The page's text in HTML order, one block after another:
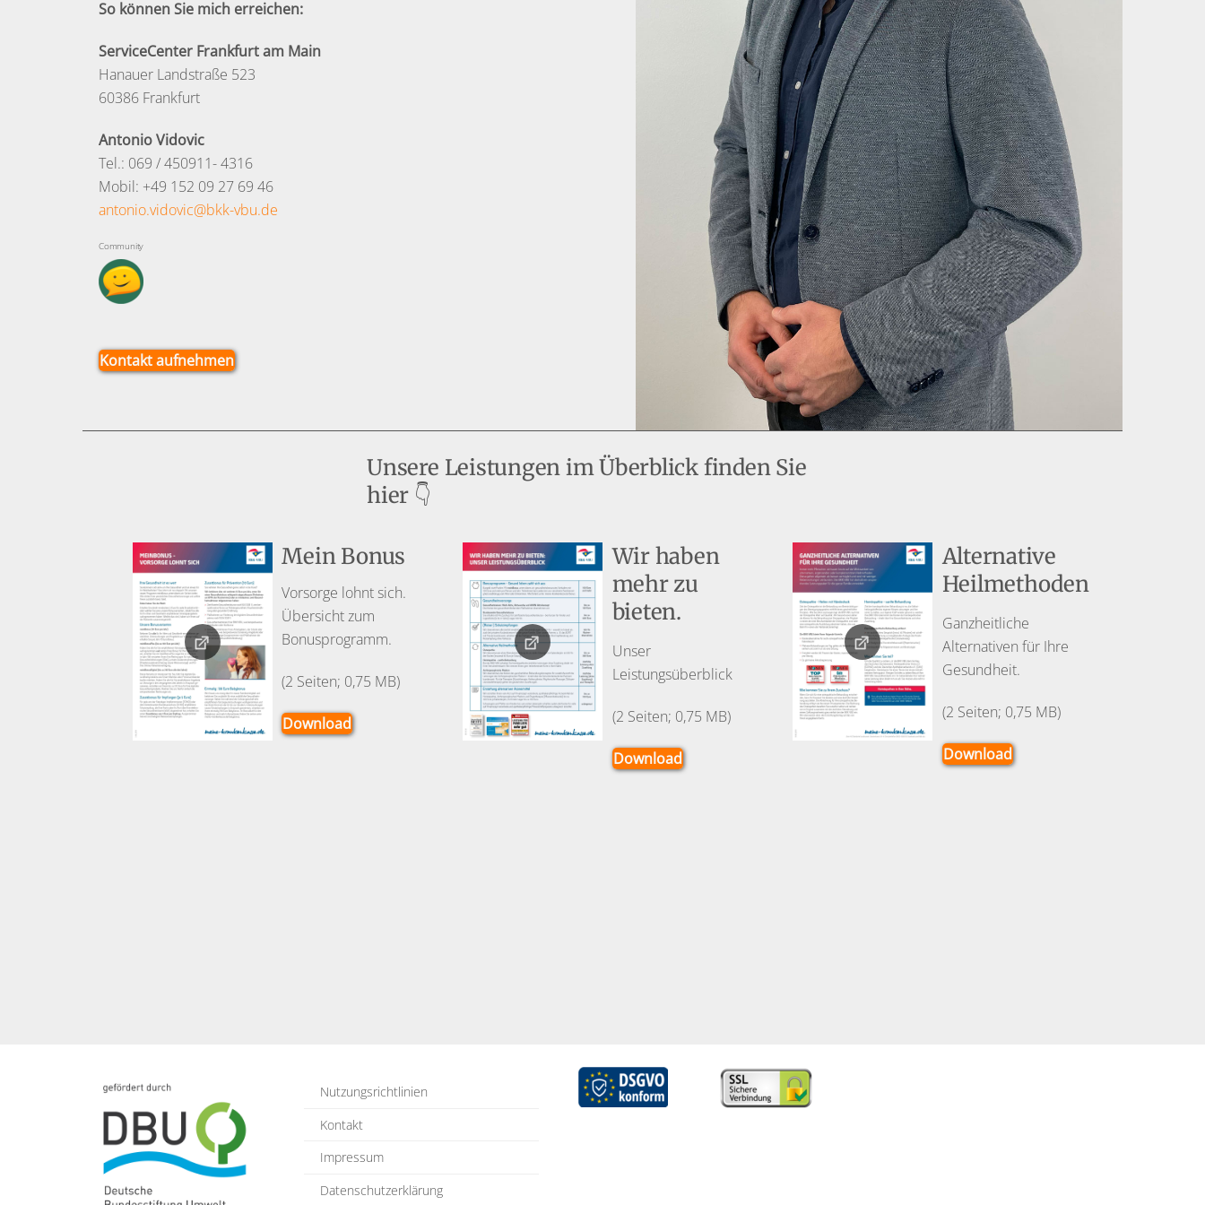
So können Sie mich erreichen:
ServiceCenter Frankfurt am Main
Hanauer Landstraße 523
60386 Frankfurt
Antonio Vidovic
Tel.: 069 / 450911- 4316
Mobil: +49 152 09 27 69 46
antonio.vidovic@bkk-vbu.de
Community
Kontakt aufnehmen
Unsere Leistungen im Überblick finden Sie
hier 👇​
Mein Bonus
Vorsorge lohnt sich.
Übersicht zum
Bonusprogramm.
(2 Seiten; 0,75 MB)
Download
Wir haben
mehr zu
bieten.
Unser
Leistungsüberblick
(2 Seiten; 0,75 MB)
Download
Alternative
Heilmethoden
Ganzheitliche
Alternativen für Ihre
Gesundheit.
(2 Seiten; 0,75 MB)
Download
Nutzungsrichtlinien
Kontakt
Impressum
Datenschutzerklärung